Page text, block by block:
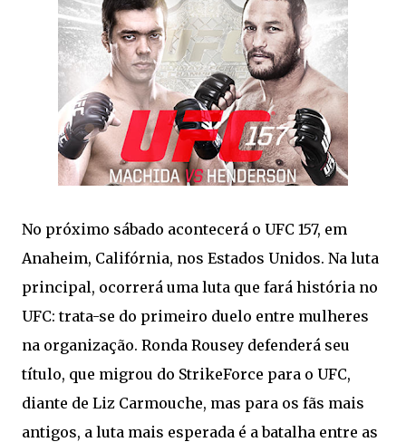
No próximo sábado acontecerá o UFC 157, em
Anaheim, Califórnia, nos Estados Unidos. Na luta
principal, ocorrerá uma luta que fará história no
UFC: trata-se do primeiro duelo entre mulheres
na organização. Ronda Rousey defenderá seu
título, que migrou do StrikeForce para o UFC,
diante de Liz Carmouche, mas para os fãs mais
antigos, a luta mais esperada é a batalha entre as